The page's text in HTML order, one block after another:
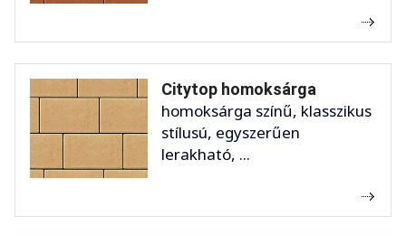
Citytop homoksárga
homoksárga színű, klasszikus
stílusú, egyszerűen
lerakható, ...